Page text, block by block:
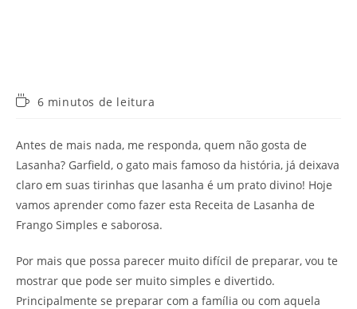
Tempo6 minutos de leitura
Antes de mais nada, me responda, quem não gosta de
Lasanha? Garfield, o gato mais famoso da história, já deixava
claro em suas tirinhas que lasanha é um prato divino! Hoje
vamos aprender como fazer esta Receita de Lasanha de
Frango Simples e saborosa.
Por mais que possa parecer muito difícil de preparar, vou te
mostrar que pode ser muito simples e divertido.
Principalmente se preparar com a família ou com aquela